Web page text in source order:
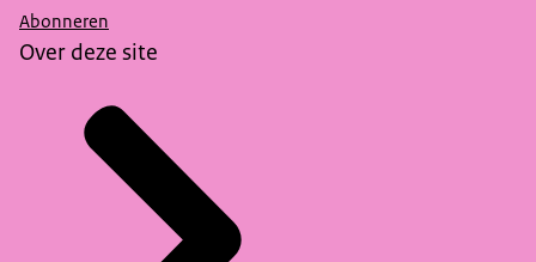
Abonneren
Over deze site